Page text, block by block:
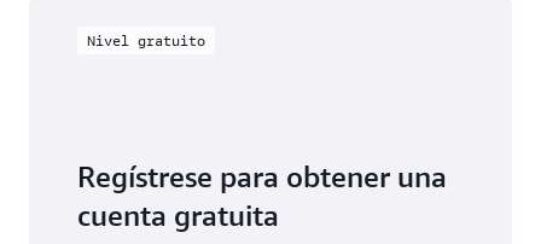
Nivel gratuito
Regístrese para obtener una
cuenta gratuita